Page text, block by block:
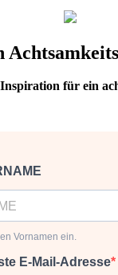
für ein
Vornamen ein.
E-Mail-Adresse